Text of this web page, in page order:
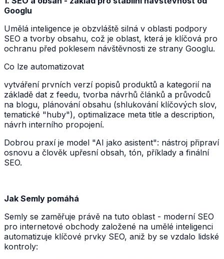
Googlu
Umělá inteligence je obzvláště silná v oblasti podpory
SEO a tvorby obsahu, což je oblast, která je klíčová pro
ochranu před poklesem návštěvnosti ze strany Googlu.
Co lze automatizovat
vytváření prvních verzí popisů produktů a kategorií na
základě dat z feedu, tvorba návrhů článků a průvodců
na blogu, plánování obsahu (shlukování klíčových slov,
tematické "huby"), optimalizace meta title a description,
návrh interního propojení.
Dobrou praxí je model "AI jako asistent": nástroj připraví
osnovu a člověk upřesní obsah, tón, příklady a finální
SEO.
Jak Semly pomáhá
Semly se zaměřuje právě na tuto oblast - moderní SEO
pro internetové obchody založené na umělé inteligenci
automatizuje klíčové prvky SEO, aniž by se vzdalo lidské
kontroly: